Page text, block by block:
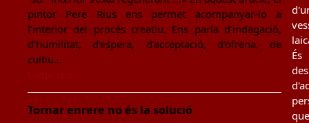
pintor Pere Rius ens permet acompanyar-lo a
l’interior del procés creatiu. Ens parla d’indagació,
d’humilitat, d’espera, d’acceptació, d’ofrena, de
cultiu...
Tornar enrere no és la solució
És
des
que